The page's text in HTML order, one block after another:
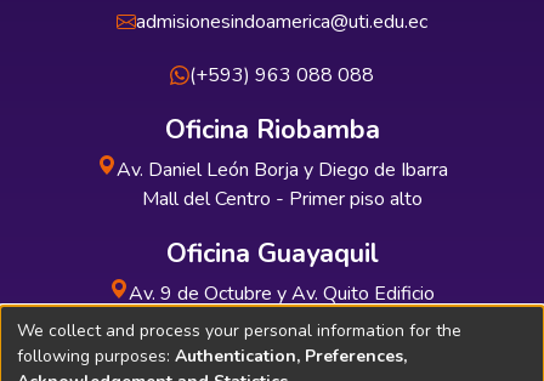
admisionesindoamerica@uti.edu.ec
(+593) 963 088 088
Oficina Riobamba
Av. Daniel León Borja y Diego de Ibarra
Mall del Centro - Primer piso alto
Oficina Guayaquil
Av. 9 de Octubre y Av. Quito Edificio
INDUAUTO - Planta baja
We collect and process your personal information for the
following purposes: Authentication, Preferences,